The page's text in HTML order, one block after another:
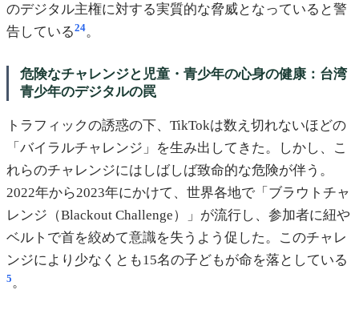
のデジタル主権に対する実質的な脅威となっていると警
告している24。
危険なチャレンジと児童・青少年の心身の健康：台湾
青少年のデジタルの罠
トラフィックの誘惑の下、TikTokは数え切れないほどの
「バイラルチャレンジ」を生み出してきた。しかし、こ
れらのチャレンジにはしばしば致命的な危険が伴う。
2022年から2023年にかけて、世界各地で「ブラウトチャ
レンジ（Blackout Challenge）」が流行し、参加者に紐や
ベルトで首を絞めて意識を失うよう促した。このチャレ
ンジにより少なくとも15名の子どもが命を落としている
5。